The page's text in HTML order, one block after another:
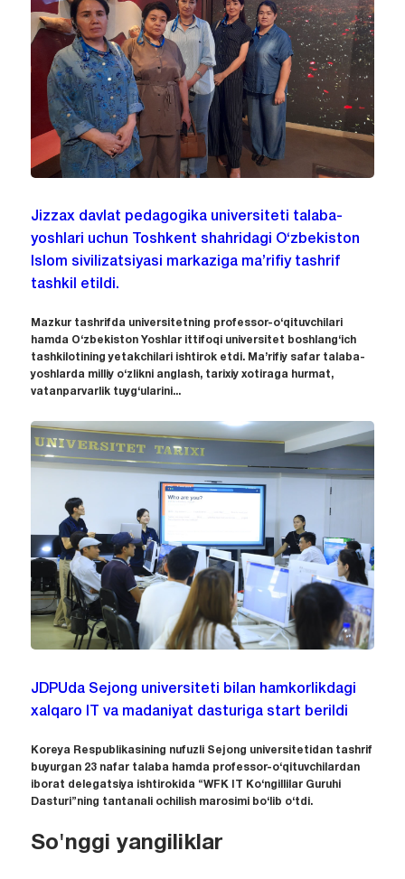
Jizzax davlat pedagogika universiteti talaba-
yoshlari uchun Toshkent shahridagi O‘zbekiston
Islom sivilizatsiyasi markaziga ma’rifiy tashrif
tashkil etildi.
Mazkur tashrifda universitetning professor-o‘qituvchilari
hamda O‘zbekiston Yoshlar ittifoqi universitet boshlang‘ich
tashkilotining yetakchilari ishtirok etdi. Ma’rifiy safar talaba-
yoshlarda milliy o‘zlikni anglash, tarixiy xotiraga hurmat,
vatanparvarlik tuyg‘ularini...
JDPUda Sejong universiteti bilan hamkorlikdagi
xalqaro IT va madaniyat dasturiga start berildi
Koreya Respublikasining nufuzli Sejong universitetidan tashrif
buyurgan 23 nafar talaba hamda professor-o‘qituvchilardan
iborat delegatsiya ishtirokida “WFK IT Ko‘ngillilar Guruhi
Dasturi”ning tantanali ochilish marosimi bo‘lib o‘tdi.
So'nggi yangiliklar